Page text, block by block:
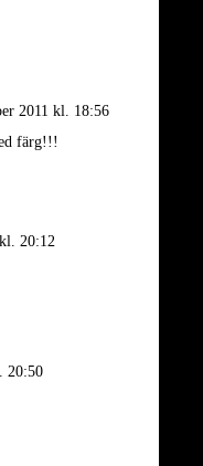
2011 kl. 18:56
färg!!!
20:12
20:50